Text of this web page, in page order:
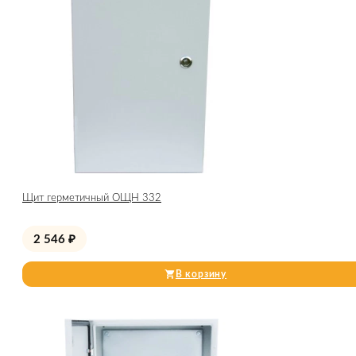
Щит герметичный ОЩН 332
2 546 ₽
В корзину